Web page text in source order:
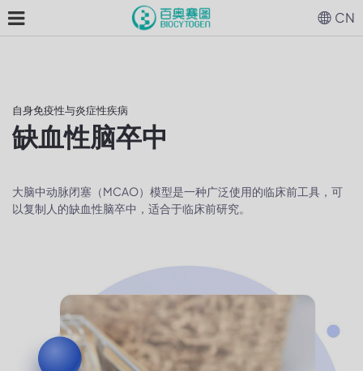
自身免疫性与炎症性疾病
缺血性脑卒中
大脑中动脉闭塞（MCAO）模型是一种广泛使用的临床前工具，可
以复制人的缺血性脑卒中，适合于临床前研究。
CN